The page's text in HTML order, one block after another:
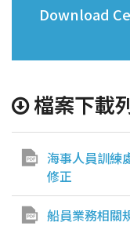
Download
檔案下載
海事人員訓練
修正
船員業務相關